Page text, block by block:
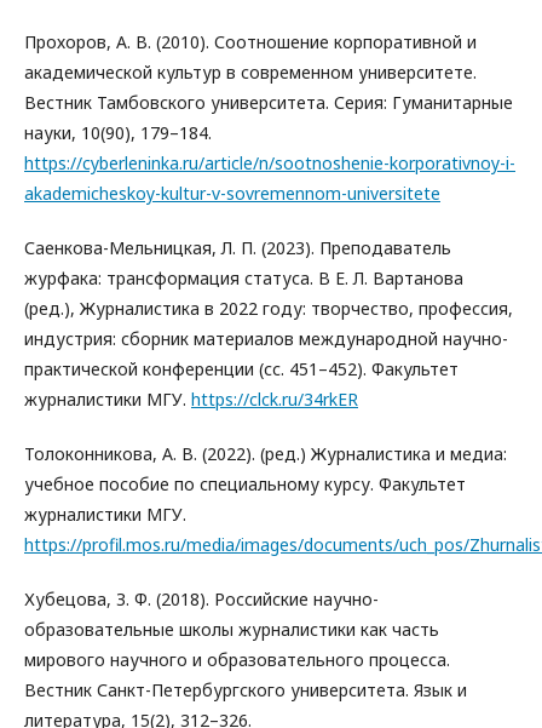
Прохоров, А. В. (2010). Соотношение корпоративной и
академической культур в современном университете.
Вестник Тамбовского университета. Серия: Гуманитарные
науки, 10(90), 179–184.
https://cyberleninka.ru/article/n/sootnoshenie-korporativnoy-i-
akademicheskoy-kultur-v-sovremennom-universitete
Саенкова-Мельницкая, Л. П. (2023). Преподаватель
журфака: трансформация статуса. В Е. Л. Вартанова
(ред.), Журналистика в 2022 году: творчество, профессия,
индустрия: сборник материалов международной научно-
практической конференции (сс. 451–452). Факультет
журналистики МГУ. https://clck.ru/34rkER
Толоконникова, А. В. (2022). (ред.) Журналистика и медиа:
учебное пособие по специальному курсу. Факультет
журналистики МГУ.
https://profil.mos.ru/media/images/documents/uch_pos/
Хубецова, З. Ф. (2018). Российские научно-
образовательные школы журналистики как часть
мирового научного и образовательного процесса.
Вестник Санкт-Петербургского университета. Язык и
литература, 15(2), 312–326.